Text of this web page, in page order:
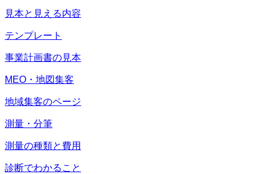
見本と見える内容
テンプレート
事業計画書の見本
MEO・地図集客
地域集客のページ
測量・分筆
測量の種類と費用
診断でわかること